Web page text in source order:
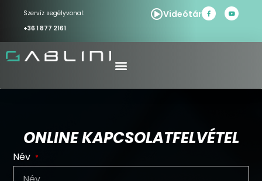
Szervíz segélyvonal:
+36 1 877 2161
Videótár
ONLINE KAPCSOLATFELVÉTEL
Név